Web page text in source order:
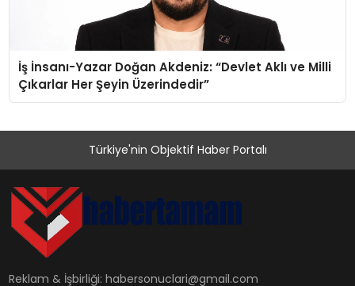
İş İnsanı-Yazar Doğan Akdeniz: “Devlet Aklı ve Milli
Çıkarlar Her Şeyin Üzerindedir”
Türkiye'nin Objektif Haber Portalı
Reklam & İşbirliği:habersonuclari@gmail.com